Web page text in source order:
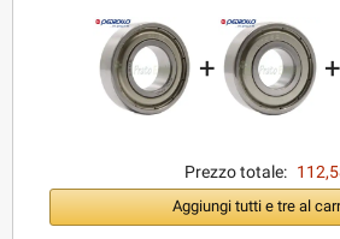
+ +
Prezzo totale:
Aggiungi tutti e tre al